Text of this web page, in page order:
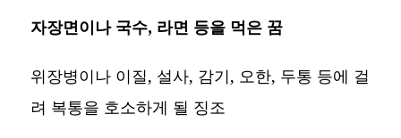
자장면이나 국수, 라면 등을 먹은 꿈
위장병이나 이질, 설사, 감기, 오한, 두통 등에 걸
려 복통을 호소하게 될 징조